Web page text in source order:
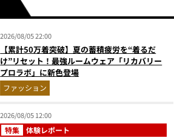
2026/08/05 22:00
【累計50万着突破】夏の蓄積疲労を“着るだ
け”リセット！最強ルームウェア「リカバリー
プロラボ」に新色登場
ファッション
2026/08/05 12:00
特集 体験レポート